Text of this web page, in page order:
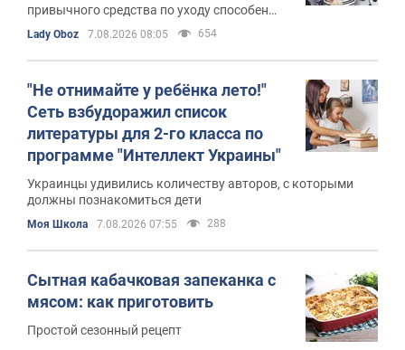
привычного средства по уходу способен
значительно продлить свежесть прически
Lady Oboz 7.08.2026 08:05 654
"Не отнимайте у ребёнка лето!"
Сеть взбудоражил список
литературы для 2-го класса по
программе "Интеллект Украины"
Украинцы удивились количеству авторов, с которыми
должны познакомиться дети
Моя Школа 7.08.2026 07:55 288
Сытная кабачковая запеканка с
мясом: как приготовить
Простой сезонный рецепт